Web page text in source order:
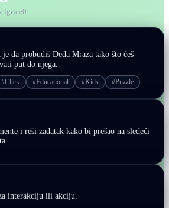
igrice0
da probudiš Deda Mraza tako što ćeš
put do njega.
#Click #Educational #Kids #Puzzle
i reši zadatak kako bi prešao na sledeći
interakciju ili akciju.